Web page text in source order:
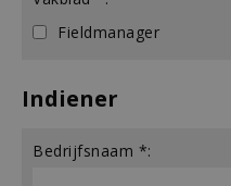
Fieldmanager
Indiener
Bedrijfsnaam *: